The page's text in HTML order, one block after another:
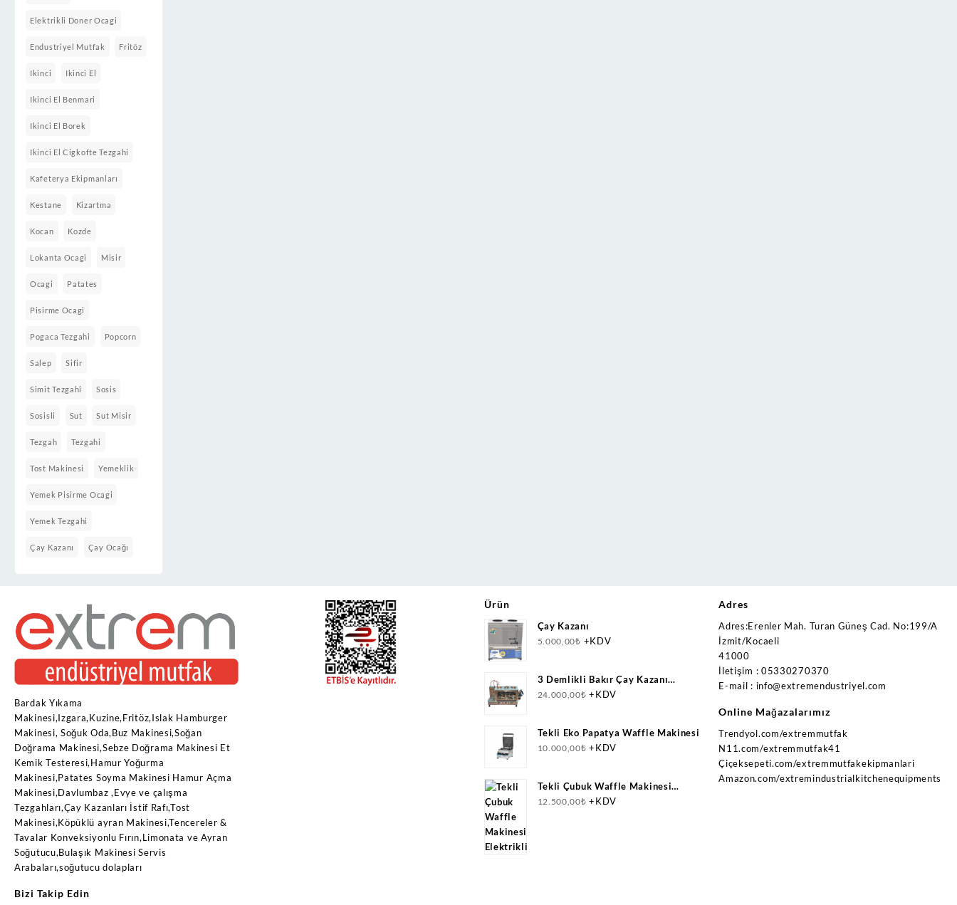
Elektrikli Doner Ocagi
Endustriyel Mutfak Fritöz
Ikinci Ikinci El
Ikinci El Benmari
Ikinci El Borek
Ikinci El Cigkofte Tezgahi
Kafeterya Ekipmanları
Kestane Kizartma
Kocan Kozde
Lokanta Ocagi Misir
Ocagi Patates
Pisirme Ocagi
Pogaca Tezgahi Popcorn
Salep Sifir
Simit Tezgahi Sosis
Sosisli Sut Sut Misir
Tezgah Tezgahi
Tost Makinesi Yemeklik
Yemek Pisirme Ocagi
Yemek Tezgahi
Çay Kazanı Çay Ocağı
Bardak Yıkama
Makinesi,Izgara,Kuzine,Fritöz,Islak Hamburger
Makinesi, Soğuk Oda,Buz Makinesi,Soğan
Doğrama Makinesi,Sebze Doğrama Makinesi Et
Kemik Testeresi,Hamur Yoğurma
Makinesi,Patates Soyma Makinesi Hamur Açma
Makinesi,Davlumbaz ,Evye ve çalışma
Tezgahları,Çay Kazanları İstif Rafı,Tost
Makinesi,Köpüklü ayran Makinesi,Tencereler &
Tavalar Konveksiyonlu Fırın,Limonata ve Ayran
Soğutucu,Bulaşık Makinesi Servis
Arabaları,soğutucu dolapları
Bizi Takip Edin
Ürün
Çay Kazanı
5.000,00₺ +KDV
3 Demlikli Bakır Çay Kazanı
Doğalgazlı(CNG)+Elektrikli Ce
24.000,00₺ +KDV
Tekli Eko Papatya Waffle Makinesi
10.000,00₺ +KDV
Tekli Çubuk Waffle Makinesi
Elektrikli
12.500,00₺ +KDV
Adres
Adres:Erenler Mah. Turan Güneş Cad. No:199/A
İzmit/Kocaeli
41000
İletişim : 05330270370
E-mail : info@extremendustriyel.com
Online Mağazalarımız
Trendyol.com/extremmutfak
N11.com/extremmutfak41
Çiçeksepeti.com/extremmutfakekipmanlari
Amazon.com/extremindustrialkitchenequipments